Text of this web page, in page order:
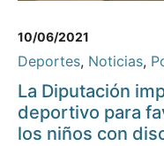
10/06/2021
Deportes, Noticias,
La Diputación
deportivo para
los niños con